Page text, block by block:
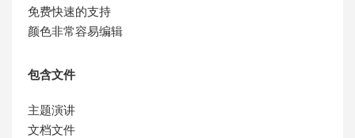
免费快速的支持
颜色非常容易编辑
包含文件
主题演讲
文档文件